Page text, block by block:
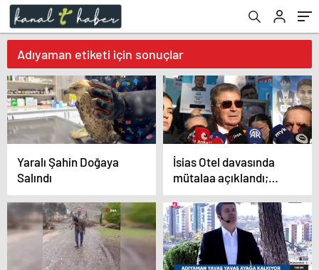
Adıyaman etiketi için sonuçlar
Yaralı Şahin Doğaya
Salındı
İsias Otel davasında
mütalaa açıklandı;
sanıklar için ‘bilinçli
taksir’ istendi